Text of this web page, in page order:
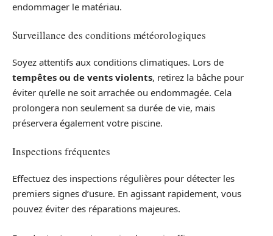
endommager le matériau.
Surveillance des conditions météorologiques
Soyez attentifs aux conditions climatiques. Lors de
tempêtes ou de vents violents, retirez la bâche pour
éviter qu’elle ne soit arrachée ou endommagée. Cela
prolongera non seulement sa durée de vie, mais
préservera également votre piscine.
Inspections fréquentes
Effectuez des inspections régulières pour détecter les
premiers signes d’usure. En agissant rapidement, vous
pouvez éviter des réparations majeures.